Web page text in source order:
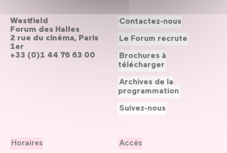
Westfield
Forum des Halles
2 rue du cinéma, Paris
1er
+33 (0)1 44 76 63 00
Horaires Accès
Contactez-nous
Le Forum recrute
Brochures à
télécharger
Archives de la
programmation
Suivez-nous